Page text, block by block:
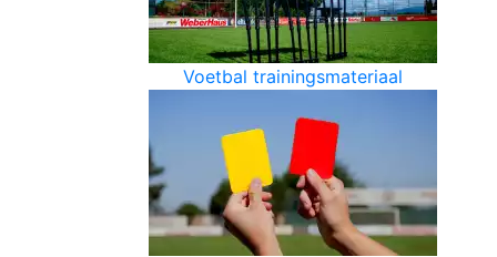
Voetbal trainingsmateriaal